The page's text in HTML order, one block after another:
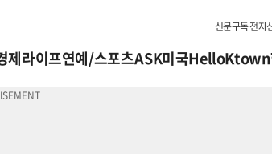
신문구독전자
제라이프연예/스포츠ASK미국HelloKtown